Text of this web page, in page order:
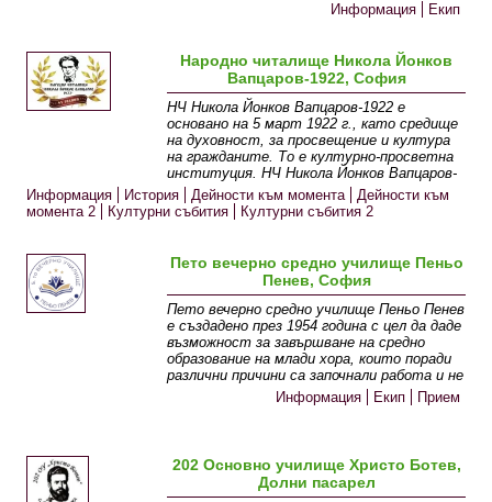
Информация
Екип
Народно читалище Никола Йонков
Вапцаров-1922, София
НЧ Никола Йонков Вапцаров-1922 е
основано на 5 март 1922 г., като средище
на духовност, за просвещение и култура
на гражданите. То е културно-просветна
институция. НЧ Никола Йонков Вапцаров-
Информация
История Дейности към момента
Дейности към
момента 2
Културни събития Културни събития 2
Пето вечерно средно училище Пеньо
Пенев, София
Пето вечерно средно училище Пеньо Пенев
е създадено през 1954 година с цел да даде
възможност за завършване на средно
образование на млади хора, които поради
различни причини са започнали работа и не
Информация
Екип Прием
202 Основно училище Христо Ботев,
Долни пасарел